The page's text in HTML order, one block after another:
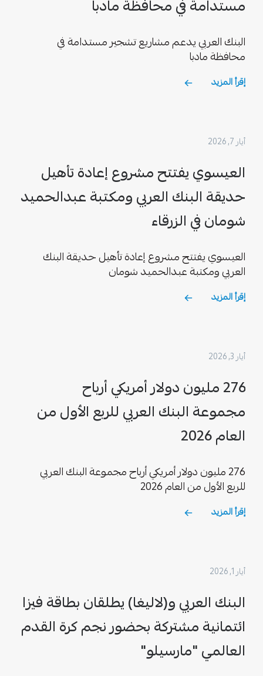
مستدامة في محافظة مادبا
البنك العربي يدعم مشاريع تشجير مستدامة في
محافظة مادبا
إقرأ المزيد
أيار 7, 2026
العيسوي يفتتح مشروع إعادة تأهيل
حديقة البنك العربي ومكتبة عبدالحميد
شومان في الزرقاء
العيسوي يفتتح مشروع إعادة تأهيل حديقة البنك
العربي ومكتبة عبدالحميد شومان
إقرأ المزيد
أيار 3, 2026
276 مليون دولار أمريكي أرباح
مجموعة البنك العربي للربع الأول من
العام 2026
276 مليون دولار أمريكي أرباح مجموعة البنك العربي
للربع الأول من العام 2026
إقرأ المزيد
أيار 1, 2026
البنك العربي و(لاليغا) يطلقان بطاقة فيزا
ائتمانية مشتركة بحضور نجم كرة القدم
العالمي "مارسيلو"